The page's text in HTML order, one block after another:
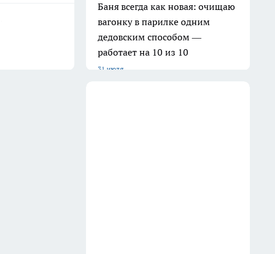
Баня всегда как новая: очищаю
вагонку в парилке одним
дедовским способом —
работает на 10 из 10
31 июля